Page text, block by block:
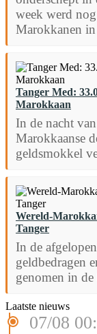
week werd
Marokkanen
Tanger Med:
Marokkaan
In de nacht
Marokkaanse
geldsmokkel
Wereld-
Tanger
In de
geldbedragen
genomen in
Laatste nieuws
07/08